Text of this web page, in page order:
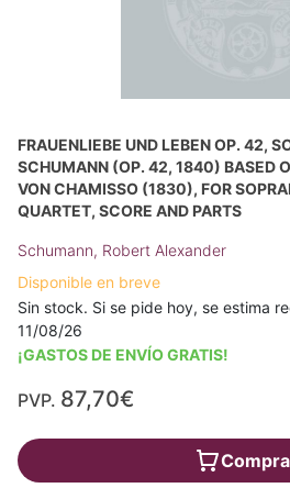
FRAUENLIEBE UND LEBEN OP. 42,
SCHUMANN (OP. 42, 1840) BASED
VON CHAMISSO (1830), FOR
QUARTET, SCORE AND PARTS
Schumann, Robert Alexander
Disponible en breve
Sin stock. Si se pide hoy, se estima
11/08/26
¡GASTOS DE ENVÍO GRATIS!
PVP. 87,70€